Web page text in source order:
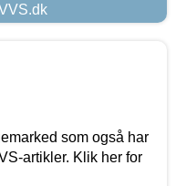
som også har
artikler. Klik her for